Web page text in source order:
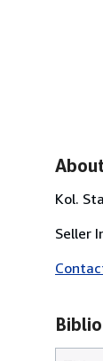
Kol.
Seller